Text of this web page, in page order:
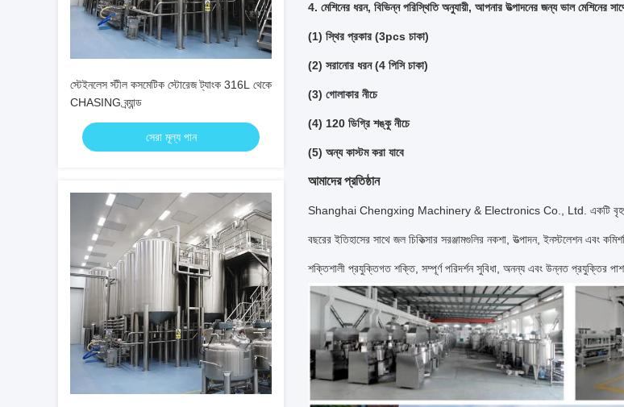
স্টেইনলেস স্টীল কসমেটিক স্টোরেজ ট্যাংক 316L থেকে
CHASING ব্র্যান্ড
সেরা মূল্য পান
4. মেশিনের ধরন, বিভিন্ন পরিস্থিতি অনুযায়ী, আপনার উত্পাদনের জন্য ভাল মেশিনের
(1) স্থির প্রকার (3pcs চাকা)
(2) সরানোর ধরন (4 পিসি চাকা)
(3) গোলাকার নীচে
(4) 120 ডিগ্রি শঙ্কু নীচে
(5) অন্য কাস্টম করা যাবে
আমাদের প্রতিষ্ঠান
Shanghai Chengxing Machinery & Electronics Co., Ltd. একটি বৃহৎ মাপের
বছরের ইতিহাসের সাথে জল চিকিত্সার সরঞ্জামগুলির নকশা, উত্পাদন, ইনস্টলেশন এবং
শক্তিশালী প্রযুক্তিগত শক্তি, সম্পূর্ণ পরিদর্শন সুবিধা, অনন্য এবং উন্নত প্রযুক্তির